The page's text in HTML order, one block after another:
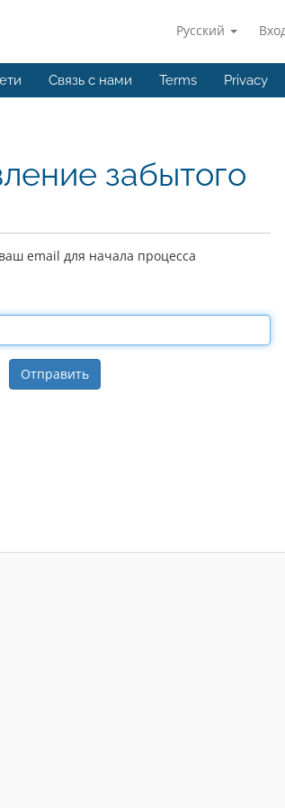
Русский
Связь с нами Terms Privacy
забытого
email для начала процесса
Отправить